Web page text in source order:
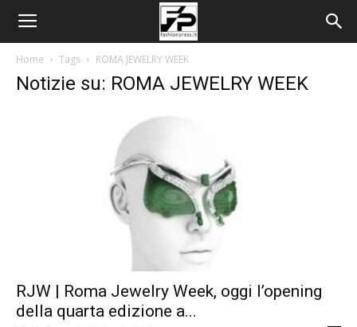
Home Tags ROMA JEWELRY WEEK
Notizie su: ROMA JEWELRY WEEK
RJW | Roma Jewelry Week, oggi l’opening
della quarta edizione a...